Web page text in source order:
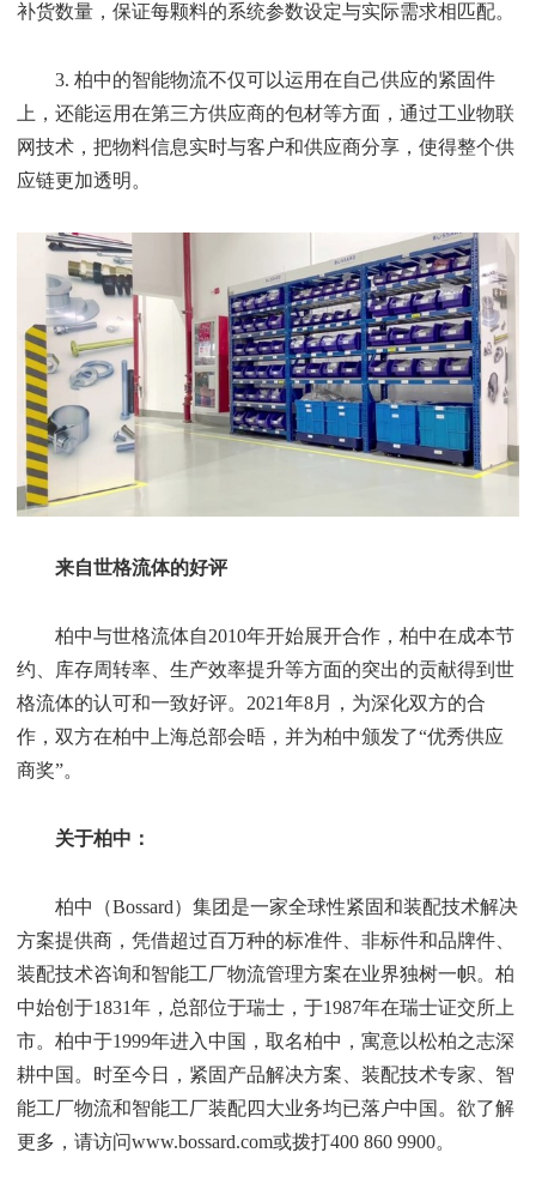
补货数量，保证每颗料的系统参数设定与实际需求相匹配。
3. 柏中的智能物流不仅可以运用在自己供应的紧固件
上，还能运用在第三方供应商的包材等方面，通过工业物联
网技术，把物料信息实时与客户和供应商分享，使得整个供
应链更加透明。
来自世格流体的好评
柏中与世格流体自2010年开始展开合作，柏中在成本节
约、库存周转率、生产效率提升等方面的突出的贡献得到世
格流体的认可和一致好评。2021年8月，为深化双方的合
作，双方在柏中上海总部会晤，并为柏中颁发了“优秀供应
商奖”。
关于柏中：
柏中（Bossard）集团是一家全球性紧固和装配技术解决
方案提供商，凭借超过百万种的标准件、非标件和品牌件、
装配技术咨询和智能工厂物流管理方案在业界独树一帜。柏
中始创于1831年，总部位于瑞士，于1987年在瑞士证交所上
市。柏中于1999年进入中国，取名柏中，寓意以松柏之志深
耕中国。时至今日，紧固产品解决方案、装配技术专家、智
能工厂物流和智能工厂装配四大业务均已落户中国。欲了解
更多，请访问www.bossard.com或拨打400 860 9900。